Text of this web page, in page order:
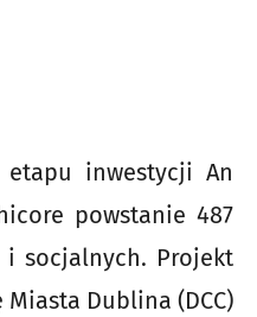
etapu inwestycji An
powstanie 487
i socjalnych. Projekt
Dublina (DCC)